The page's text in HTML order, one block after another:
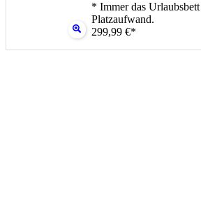
* Immer das
Platzaufwand.
299,99 €*